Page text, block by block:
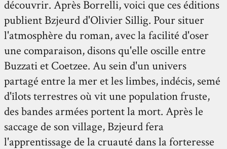
découvrir. Après Borrelli, voici que ces éditions
publient Bzjeurd d'Olivier Sillig. Pour situer
l'atmosphère du roman, avec la facilité d'oser
une comparaison, disons qu'elle oscille entre
Buzzati et Coetzee. Au sein d'un univers
partagé entre la mer et les limbes, indécis, semé
d'îlots terrestres où vit une population fruste,
des bandes armées portent la mort. Après le
saccage de son village, Bzjeurd fera
l'apprentissage de la cruauté dans la forteresse